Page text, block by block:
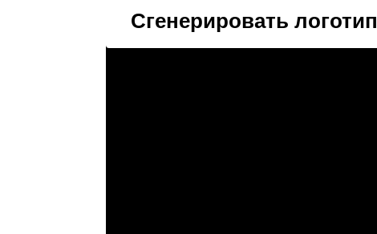
Сгенерировать логотип